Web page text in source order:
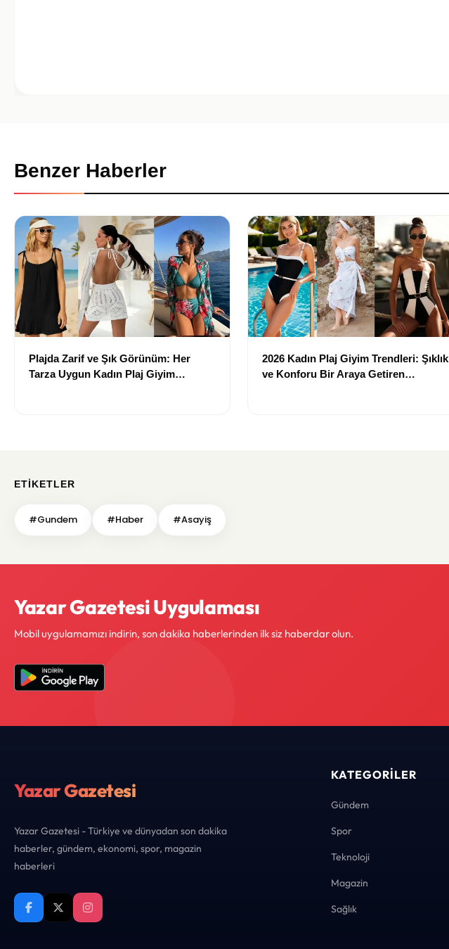
Benzer Haberler
Plajda Zarif ve Şık Görünüm: Her
Tarza Uygun Kadın Plaj Giyim
2026 Kadın Plaj Giyim Trendleri: Şıklık
ve Konforu Bir Araya Getiren
ETIKETLER
#Gundem #Haber #Asayiş
Yazar Gazetesi Uygulaması
Mobil uygulamamızı indirin, son dakika haberlerinden ilk siz haberdar olun.
Yazar Gazetesi
Yazar Gazetesi - Türkiye ve dünyadan son dakika
haberler, gündem, ekonomi, spor, magazin
haberleri
KATEGORILER
Gündem
Spor
Teknoloji
Magazin
Sağlık